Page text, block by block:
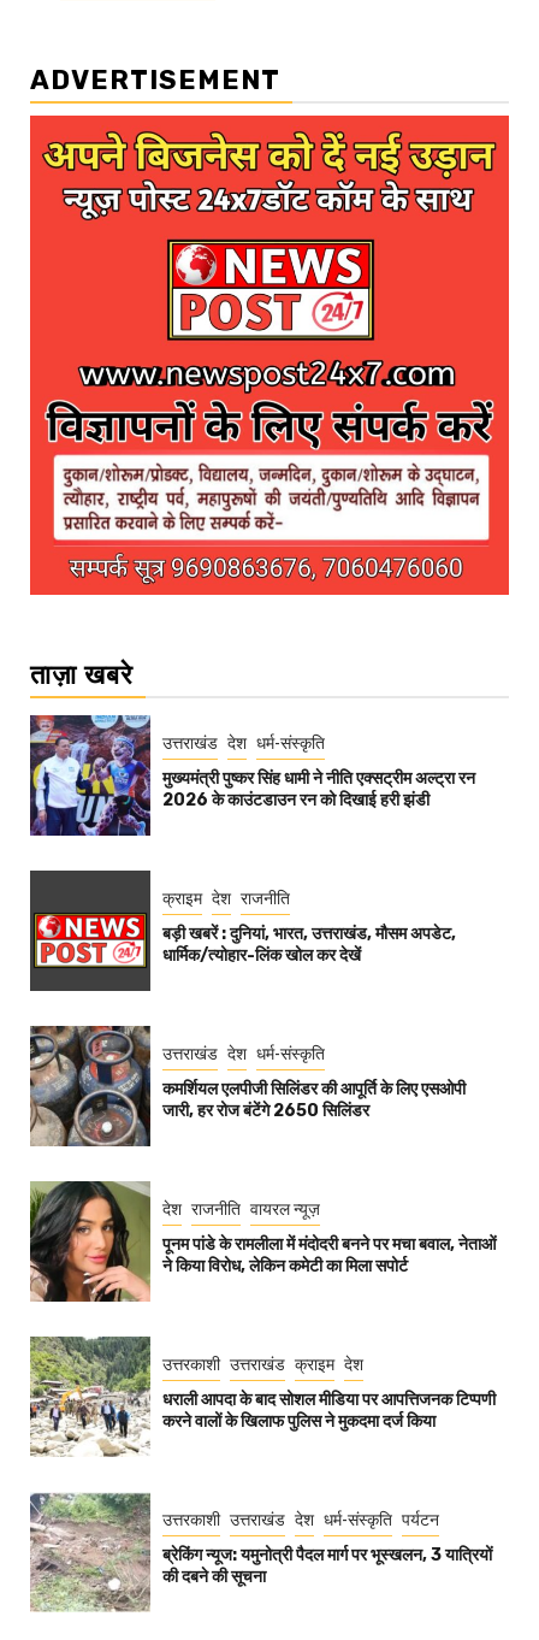
ADVERTISEMENT
ताज़ा खबरे
उत्तराखंड देश धर्म-संस्कृति
मुख्यमंत्री पुष्कर सिंह धामी ने नीति एक्सट्रीम अल्ट्रा रन
2026 के काउंटडाउन रन को दिखाई हरी झंडी
क्राइम देश राजनीति
बड़ी खबरें : दुनियां, भारत, उत्तराखंड, मौसम अपडेट,
धार्मिक/त्योहार-लिंक खोल कर देखें
उत्तराखंड देश धर्म-संस्कृति
कमर्शियल एलपीजी सिलिंडर की आपूर्ति के लिए एसओपी
जारी, हर रोज बंटेंगे 2650 सिलिंडर
देश राजनीति वायरल न्यूज़
पूनम पांडे के रामलीला में मंदोदरी बनने पर मचा बवाल, नेताओं
ने किया विरोध, लेकिन कमेटी का मिला सपोर्ट
उत्तरकाशी उत्तराखंड क्राइम देश
धराली आपदा के बाद सोशल मीडिया पर आपत्तिजनक टिप्पणी
करने वालों के खिलाफ पुलिस ने मुकदमा दर्ज किया
उत्तरकाशी उत्तराखंड देश धर्म-संस्कृति पर्यटन
ब्रेकिंग न्यूज: यमुनोत्री पैदल मार्ग पर भूस्खलन, 3 यात्रियों
की दबने की सूचना